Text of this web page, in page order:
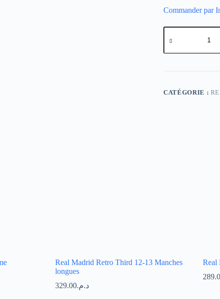
Commander par
quantité
de
Madrid
03-
Home
CATÉGORIE :
Real Madrid Retro Third 12-13 Manches
longues
د.م.329.00
Real